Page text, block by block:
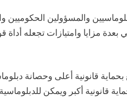
والمسؤولين الحكوميين
بعدة مزايا وامتيازات تجعله
بحماية قانونية أعلى وحصانة
قانونية أكبر ويمكن